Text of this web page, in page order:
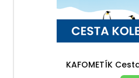
KAFOMETÍK